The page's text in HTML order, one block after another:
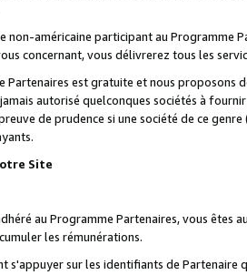
non-américaine participant au
concernant, vous délivrerez tous les
Partenaires est gratuite et nous proposons
autorisé quelconques sociétés à
de prudence si une société de ce
Site
au Programme Partenaires, vous êtes
les rémunérations.
s'appuyer sur les identifiants de Partenaire